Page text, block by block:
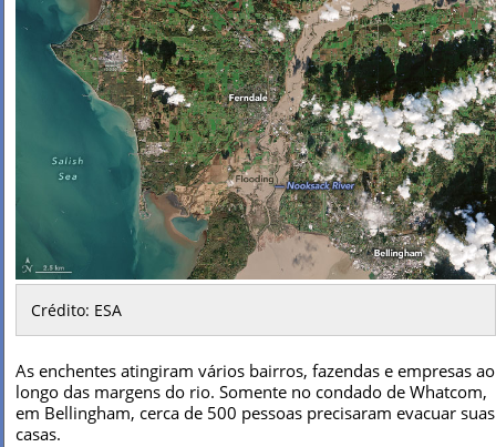
Crédito: ESA
As enchentes atingiram vários bairros, fazendas e empresas ao
longo das margens do rio. Somente no condado de Whatcom,
em Bellingham, cerca de 500 pessoas precisaram evacuar suas
casas.